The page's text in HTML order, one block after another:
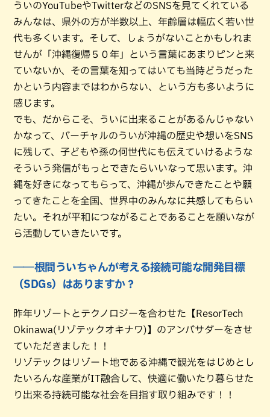
ういのYouTubeやTwitterなどのSNSを見てくれている
みんなは、県外の方が半数以上、年齢層は幅広く若い世
代も多くいます。そして、しょうがないことかもしれま
せんが「沖縄復帰５０年」という言葉にあまりピンと来
ていないか、その言葉を知ってはいても当時どうだった
かという内容まではわからない、という方も多いように
感じます。
でも、だからこそ、ういに出来ることがあるんじゃない
かなって、バーチャルのういが沖縄の歴史や想いをSNS
に残して、子どもや孫の何世代にも伝えていけるような
そういう発信がもっとできたらいいなって思います。沖
縄を好きになってもらって、沖縄が歩んできたことや願
ってきたことを全国、世界中のみんなに共感してもらい
たい。それが平和につながることであることを願いなが
ら活動していきたいです。
――根間ういちゃんが考える接続可能な開発目標
（SDGs）はありますか？
昨年リゾートとテクノロジーを合わせた【ResorTech
Okinawa(リゾテックオキナワ)】のアンバサダーをさせ
ていただきました！！
リゾテックはリゾート地である沖縄で観光をはじめとし
たいろんな産業がIT融合して、快適に働いたり暮らせた
り出来る持続可能な社会を目指す取り組みです！！